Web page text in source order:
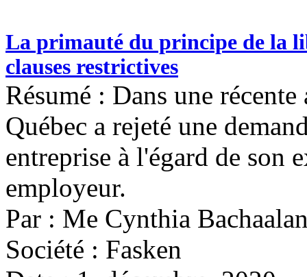
La primauté du principe de la
clauses restrictives
Résumé : Dans une
Québec a rejeté une
entreprise à l'égard de son
employeur.
Par : Me Cynthia
Société : Fasken